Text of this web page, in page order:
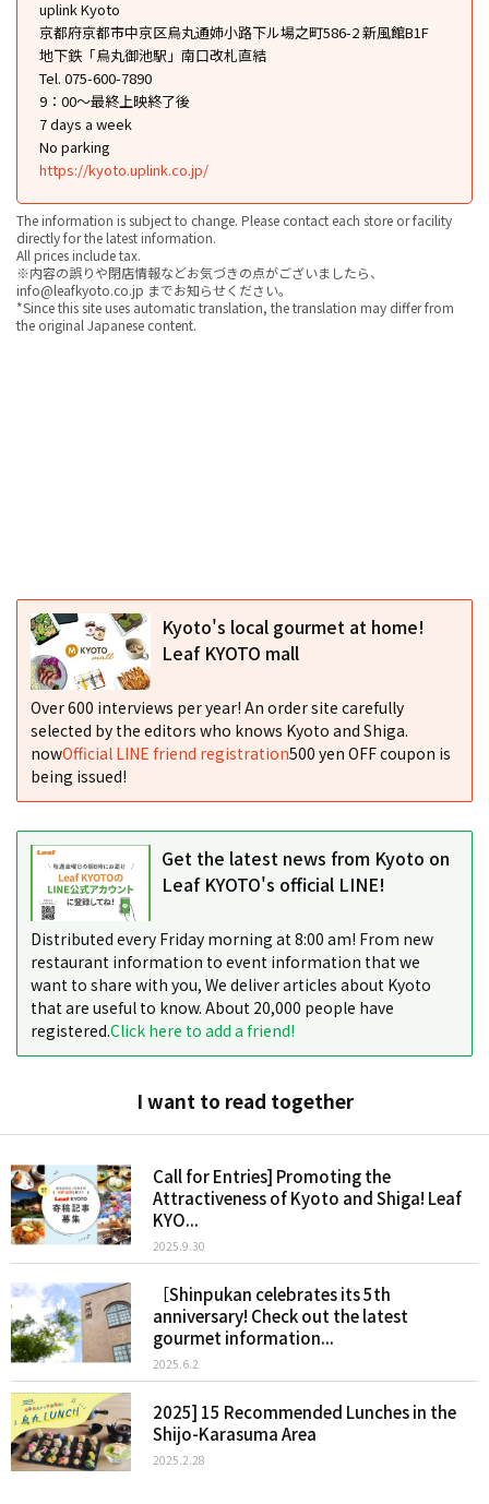
uplink Kyoto
京都府京都市中京区烏丸通姉小路下ル場之町586-2 新風館B1F
地下鉄「烏丸御池駅」南口改札直結
Tel. 075-600-7890
9：00〜最終上映終了後
7 days a week
No parking
https://kyoto.uplink.co.jp/
The information is subject to change. Please contact each store or facility
directly for the latest information.
All prices include tax.
※内容の誤りや閉店情報などお気づきの点がございましたら、
info@leafkyoto.co.jp までお知らせください。
*Since this site uses automatic translation, the translation may differ from
the original Japanese content.
Kyoto's local gourmet at home!
Leaf KYOTO mall
Over 600 interviews per year! An order site carefully
selected by the editors who knows Kyoto and Shiga.
nowOfficial LINE friend registration500 yen OFF coupon is
being issued!
Get the latest news from Kyoto on
Leaf KYOTO's official LINE!
Distributed every Friday morning at 8:00 am! From new
restaurant information to event information that we
want to share with you, We deliver articles about Kyoto
that are useful to know. About 20,000 people have
registered.Click here to add a friend!
I want to read together
Call for Entries] Promoting the
Attractiveness of Kyoto and Shiga! Leaf
KYO...
2025.9.30
［Shinpukan celebrates its 5th
anniversary! Check out the latest
gourmet information...
2025.6.2
2025] 15 Recommended Lunches in the
Shijo-Karasuma Area
2025.2.28